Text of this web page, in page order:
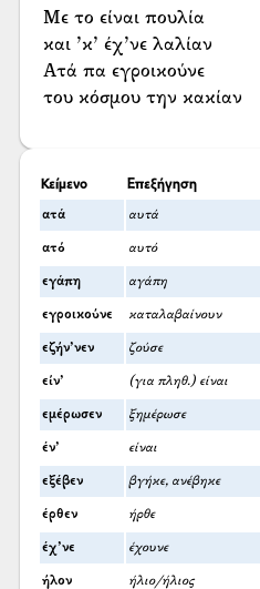
Με το είναι πουλία
και ’κ’ έχ’νε λαλίαν
Ατά πα εγροικούνε
του κόσμου την κακίαν
Κείμενο Επεξήγηση
ατά αυτά
ατό αυτό
εγάπη αγάπη
εγροικούνε καταλαβαίνουν
εζήν’νεν ζούσε
είν’ (για πληθ.) είναι
εμέρωσεν ξημέρωσε
έν’ είναι
εξέβεν βγήκε, ανέβηκε
έρθεν ήρθε
έχ’νε έχουνε
ήλον ήλιο/ήλιος